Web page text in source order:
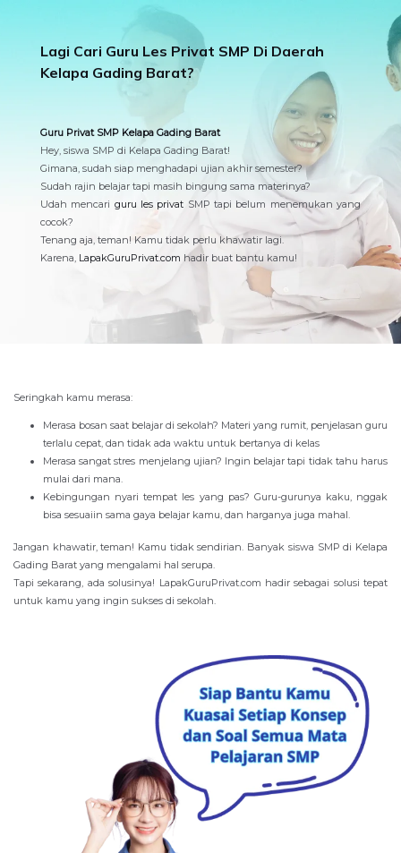
Lagi Cari Guru Les Privat SMP Di Daerah
Kelapa Gading Barat?
Guru Privat SMP Kelapa Gading Barat
Hey, siswa SMP di Kelapa Gading Barat!
Gimana, sudah siap menghadapi ujian akhir semester?
Sudah rajin belajar tapi masih bingung sama materinya?
Udah mencari guru les privat SMP tapi belum menemukan yang
cocok?
Tenang aja, teman! Kamu tidak perlu khawatir lagi.
Karena, LapakGuruPrivat.com hadir buat bantu kamu!
Seringkah kamu merasa:
Merasa bosan saat belajar di sekolah? Materi yang rumit, penjelasan guru
terlalu cepat, dan tidak ada waktu untuk bertanya di kelas
Merasa sangat stres menjelang ujian? Ingin belajar tapi tidak tahu harus
mulai dari mana.
Kebingungan nyari tempat les yang pas? Guru-gurunya kaku, nggak
bisa sesuaiin sama gaya belajar kamu, dan harganya juga mahal.
Jangan khawatir, teman! Kamu tidak sendirian. Banyak siswa SMP di Kelapa
Gading Barat yang mengalami hal serupa.
Tapi sekarang, ada solusinya! LapakGuruPrivat.com hadir sebagai solusi tepat
untuk kamu yang ingin sukses di sekolah.